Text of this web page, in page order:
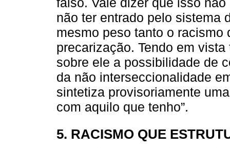
não ter entrado pelo sistema
mesmo peso tanto o racismo
precarização. Tendo em
sobre ele a possibilidade de
da não interseccionalidade
sintetiza provisoriamente
com aquilo que tenho”.
5. RACISMO QUE